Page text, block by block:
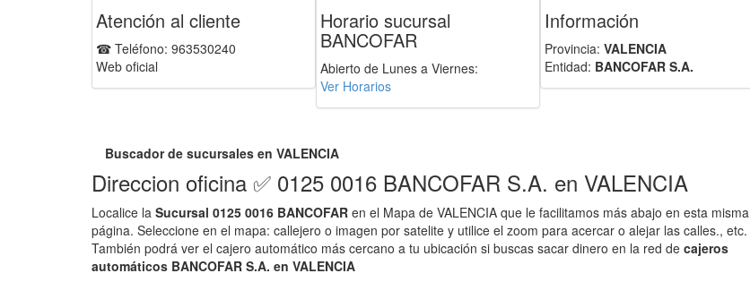
Atención al cliente
☎ Teléfono: 963530240
Web oficial
Horario sucursal
BANCOFAR
Abierto de Lunes a Viernes:
Ver Horarios
Información
Provincia: VALENCIA
Entidad: BANCOFAR S.A.
Buscador de sucursales en VALENCIA
Direccion oficina ✅ 0125 0016 BANCOFAR S.A. en VALENCIA
Localice la Sucursal 0125 0016 BANCOFAR en el Mapa de VALENCIA que le facilitamos más abajo en esta misma
página. Seleccione en el mapa: callejero o imagen por satelite y utilice el zoom para acercar o alejar las calles., etc.
También podrá ver el cajero automático más cercano a tu ubicación si buscas sacar dinero en la red de cajeros
automáticos BANCOFAR S.A. en VALENCIA